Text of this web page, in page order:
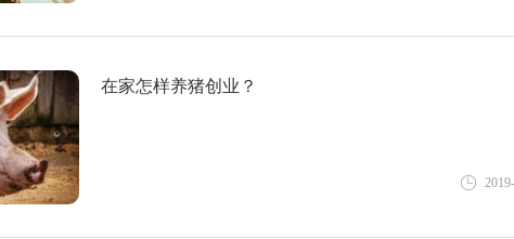
在家怎样养猪创业？